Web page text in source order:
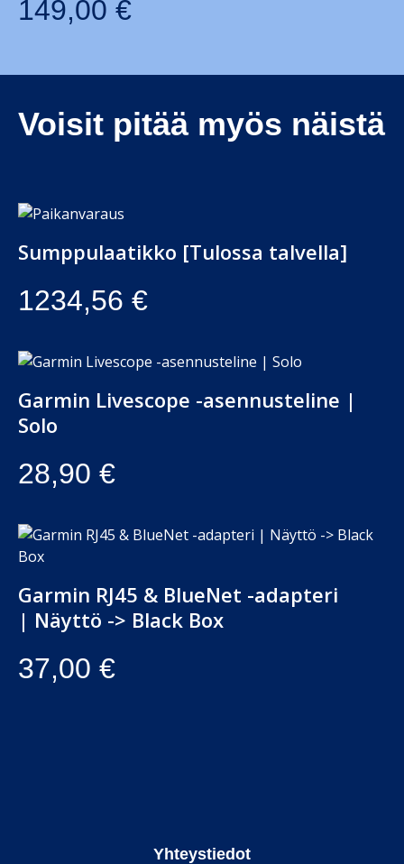
149,00 €
Voisit pitää myös näistä
Sumppulaatikko [Tulossa talvella]
1234,56 €
Garmin Livescope -asennusteline |
Solo
28,90 €
Garmin RJ45 & BlueNet -adapteri
| Näyttö -> Black Box
37,00 €
Yhteystiedot